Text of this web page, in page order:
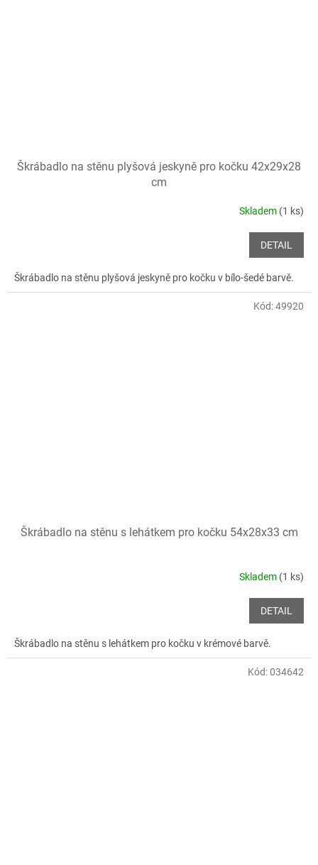
Škrábadlo na stěnu plyšová jeskyně pro kočku 42x29x28
cm
Skladem (1 ks)
DETAIL
Škrábadlo na stěnu plyšová jeskyně pro kočku v bílo-šedé barvě.
Škrábadlo na stěnu s lehátkem pro kočku 54x28x33 cm
Skladem (1 ks)
DETAIL
Škrábadlo na stěnu s lehátkem pro kočku v krémové barvě.
Kód:49920
Kód:034642